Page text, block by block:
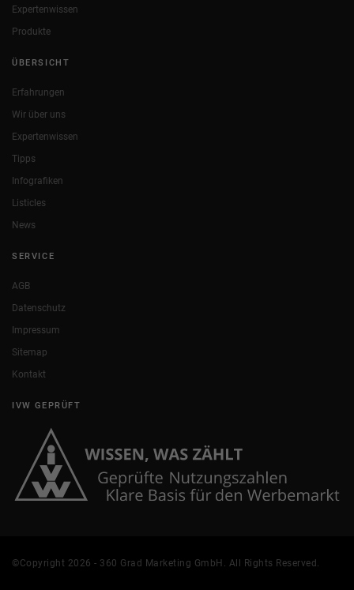
Expertenwissen
Produkte
ÜBERSICHT
Erfahrungen
Wir über uns
Expertenwissen
Tipps
Infografiken
Listicles
News
SERVICE
AGB
Datenschutz
Impressum
Sitemap
Kontakt
IVW GEPRÜFT
©Copyright 2026 - 360 Grad Marketing GmbH. All Rights Reserved.